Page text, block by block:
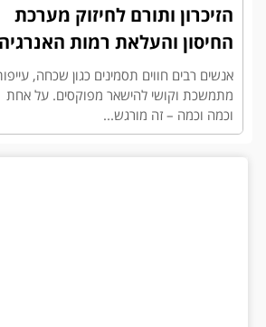
הזיכרון ותורם לחיזוק מערכת
החיסון והעלאת רמות האנרגיה
אנשים רבים חווים תסמינים כגון שכחה,
מתמשכת וקושי להישאר מפוקסים. על אחת
וכמה וכמה – זה מורגש...